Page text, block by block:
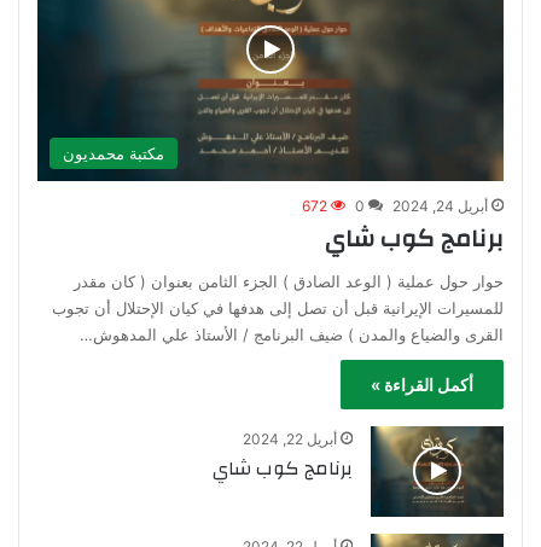
مكتبة محمديون
أبريل 24, 2024 0
672
برنامج كوب شاي
حوار حول عملية ( الوعد الصادق ) الجزء الثامن بعنوان ( كان مقدر
للمسيرات الإيرانية قبل أن تصل إلى هدفها في كيان الإحتلال أن تجوب
القرى والضياع والمدن ) ضيف البرنامج / الأستاذ علي المدهوش…
أكمل القراءة »
أبريل 22, 2024
برنامج كوب شاي